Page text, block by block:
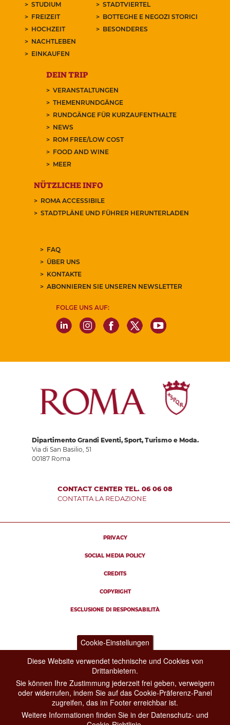
STUDIUM
FREIZEIT
HOCHZEIT
NACHTLEBEN
EINKAUFEN
STADTVIERTEL
BOTTEGHE E NEGOZI STORICI
BESONDERES
DEIN TRIP
VERANSTALTUNGEN
THEMENRUNDGÄNGE
RUNDGÄNGE FÜR KURZAUFENTHALTE
NEWS
ROM FREE/LOW COST
FOOD AND WINE
MEER
NÜTZLICHE INFO
ROMA ACCESSIBILE
STADTPLÄNE UND FÜHRER HERUNTERLADEN
FAQ
ÜBER UNS
KONTAKTE
ABONNIEREN SIE UNSEREN NEWSLETTER
FOLGE UNS AUF:
Dipartimento Grandi Eventi, Sport, Turismo e Moda.
Via di San Basilio, 51
00187 Roma
CONTACT CENTER TEL. 06 06 08
CONTATTA LA REDAZIONE
PRIVACY
SOCIAL MEDIA POLICY
CREDITS
COPYRIGHT
ESCLUSIONE DI RESPONSABILITÀ
Cookie-Einstellungen
Diese Website verwendet technische und Cookies von
Drittanbietern.
Sie können Ihre Zustimmung jederzeit frei geben, verweigern
oder widerrufen, indem Sie auf das Cookie-Präferenz-Panel
zugreifen, das im Footer erreichbar ist.
Weitere Informationen finden Sie in der Datenschutz- und